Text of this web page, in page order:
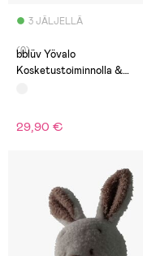
3 JÄLJELLÄ
(0)
bblüv Yövalo
Kosketustoiminnolla &
29,90 €